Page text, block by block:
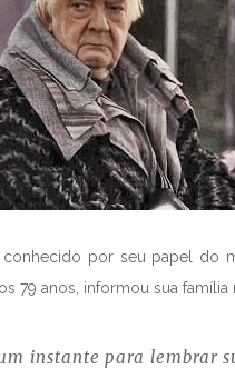
conhecido por seu papel do
79 anos, informou sua família
instante para lembrar